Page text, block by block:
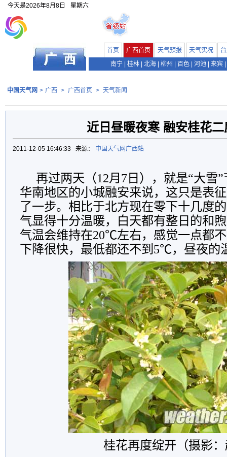
今天是2026年8月8日 星期六
首页 广西首页 天气预报 天气实况
南宁
桂林 北海 柳州 百色 河池 来宾
中国天气网 > 广西 > 广西首页 > 天气新闻
近日昼暖夜寒 融安桂花二
2011-12-05 16:46:33 来源： 中国天气网广西站
再过两天（12月7日），就是“大雪
华南地区的小城融安来说，这只是表
了一步。相比于北方现在零下十几度
气显得十分温暖，白天都有整日的和
气温会维持在20℃左右，感觉一点都
下降很快，最低都还不到5℃，昼夜的
桂花再度绽开（摄影